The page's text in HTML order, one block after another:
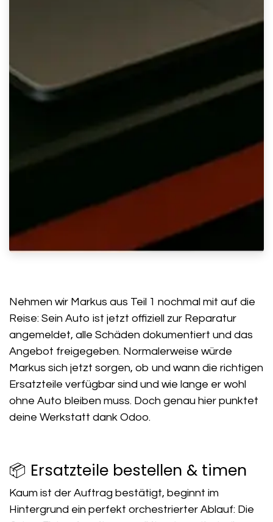
Nehmen wir Markus aus Teil 1 nochmal mit auf die
Reise: Sein Auto ist jetzt offiziell zur Reparatur
angemeldet, alle Schäden dokumentiert und das
Angebot freigegeben. Normalerweise würde
Markus sich jetzt sorgen, ob und wann die richtigen
Ersatzteile verfügbar sind und wie lange er wohl
ohne Auto bleiben muss. Doch genau hier punktet
deine Werkstatt dank Odoo.
📦 Ersatzteile bestellen & timen
Kaum ist der Auftrag bestätigt, beginnt im
Hintergrund ein perfekt orchestrierter Ablauf: Die